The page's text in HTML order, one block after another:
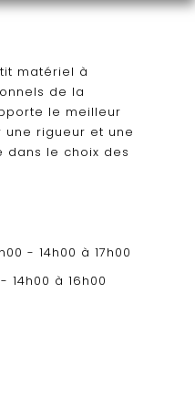
matériel à
de la
le meilleur
rigueur et une
dans le choix des
- 14h00 à 17h00
14h00 à 16h00